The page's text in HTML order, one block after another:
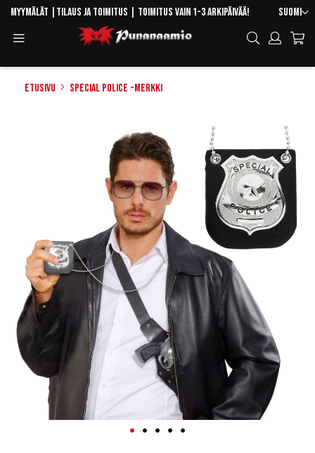
Skip
Content
Kieli
Suomi
Myymälät Tilaus ja toimitus | Toimitus vain 1-3 arkipäivää!
Hae
Etusivu Special Police -merkki